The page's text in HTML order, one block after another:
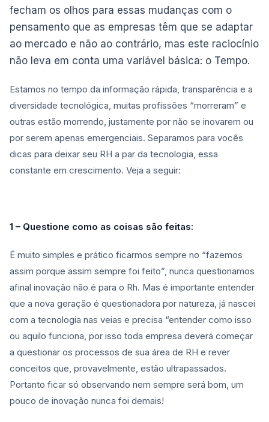
fecham os olhos para essas mudanças com o
pensamento que as empresas têm que se adaptar
ao mercado e não ao contrário, mas este raciocínio
não leva em conta uma variável básica: o Tempo.
Estamos no tempo da informação rápida, transparência e a
diversidade tecnológica, muitas profissões “morreram” e
outras estão morrendo, justamente por não se inovarem ou
por serem apenas emergenciais. Separamos para vocês
dicas para deixar seu RH a par da tecnologia, essa
constante em crescimento. Veja a seguir:
1 – Questione como as coisas são feitas:
É muito simples e prático ficarmos sempre no “fazemos
assim porque assim sempre foi feito”, nunca questionamos
afinal inovação não é para o Rh. Mas é importante entender
que a nova geração é questionadora por natureza, já nascei
com a tecnologia nas veias e precisa “entender como isso
ou aquilo funciona, por isso toda empresa deverá começar
a questionar os processos de sua área de RH e rever
conceitos que, provavelmente, estão ultrapassados.
Portanto ficar só observando nem sempre será bom, um
pouco de inovação nunca foi demais!